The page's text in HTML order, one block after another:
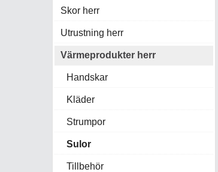
Skor herr
Utrustning herr
Värmeprodukter herr
Handskar
Kläder
Strumpor
Sulor
Tillbehör